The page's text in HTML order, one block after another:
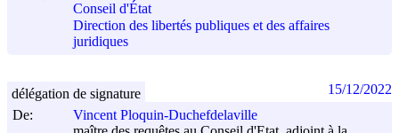
Conseil d'État
Direction des libertés publiques et des affaires
juridiques
De:
Vincent Ploquin-Duchefdelaville
délégation de signature 15/12/2022